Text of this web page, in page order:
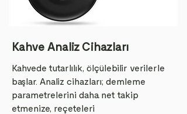
Kahve Analiz Cihazları
Kahvede tutarlılık, ölçülebilir verilerle
başlar. Analiz cihazları; demleme
parametrelerini daha net takip
etmenize, reçeteleri